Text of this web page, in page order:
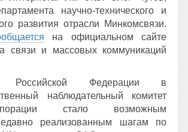
научно-технического и
развития отрасли Минкомсвязи.
на официальном сайте
связи и массовых коммуникаций
Российской Федерации в
наблюдательный комитет
стало возможным
реализованным шагам по